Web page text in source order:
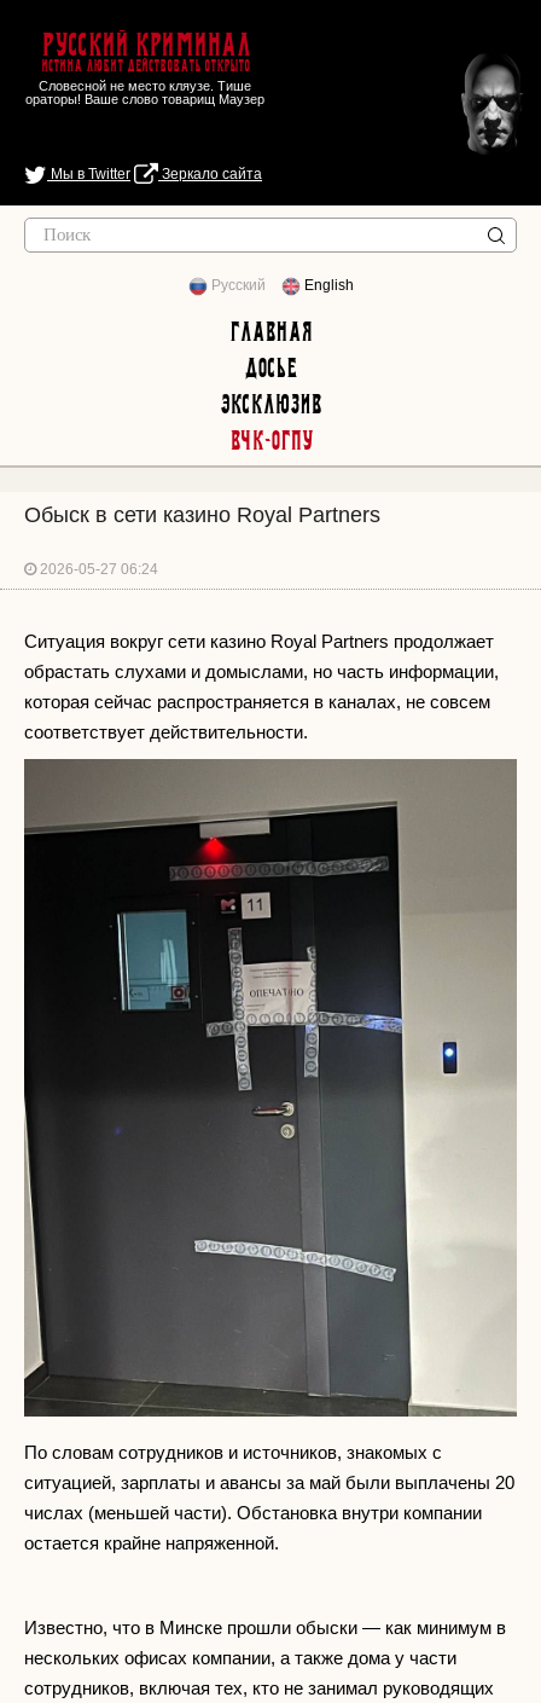
Русский Криминал
Истина любит действовать открыто
Словесной не место кляузе. Тише
ораторы! Ваше слово товарищ Маузер
Мы в Twitter Зеркало сайта
Русский English
Главная
Досье
Эксклюзив
ВЧК-ОГПУ
Обыск в сети казино Royal Partners
2026-05-27 06:24
Ситуация вокруг сети казино Royal Partners продолжает
обрастать слухами и домыслами, но часть информации,
которая сейчас распространяется в каналах, не совсем
соответствует действительности.
По словам сотрудников и источников, знакомых с
ситуацией, зарплаты и авансы за май были выплачены 20
числах (меньшей части). Обстановка внутри компании
остается крайне напряженной.
Известно, что в Минске прошли обыски — как минимум в
нескольких офисах компании, а также дома у части
сотрудников, включая тех, кто не занимал руководящих